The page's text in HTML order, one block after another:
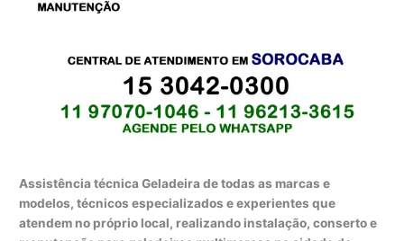
Assistência técnica Geladeira de todas as marcas e
modelos, técnicos especializados e experientes que
atendem no próprio local, realizando instalação, conserto e